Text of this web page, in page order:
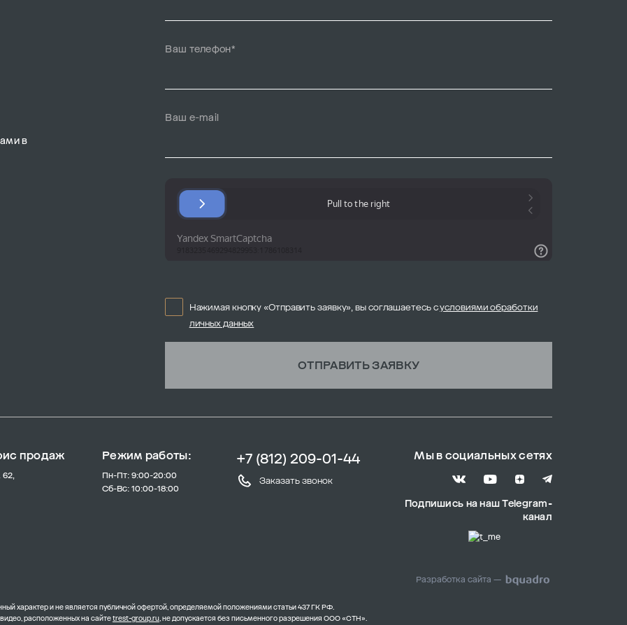
в
Ваш телефон*
Ваш e-mail
Нажимая кнопку «Отправить заявку», вы соглашаетесь сусловиями обработки
личных данных
ОТПРАВИТЬ ЗАЯВКУ
продаж
62,
Режим работы:
Пн-Пт: 9:00-20:00
Сб-Вс: 10:00-18:00
+7 (812) 209-01-44
Заказать звонок
Мы в социальных сетях
Подпишись на наш Telegram-
канал
Разработка сайта —
характер и не является публичной офертой, определяемой положениями статьи 437 ГК РФ.
расположенных на сайтеtrest-group.ru, не допускается без письменного разрешения ООО «СТН».